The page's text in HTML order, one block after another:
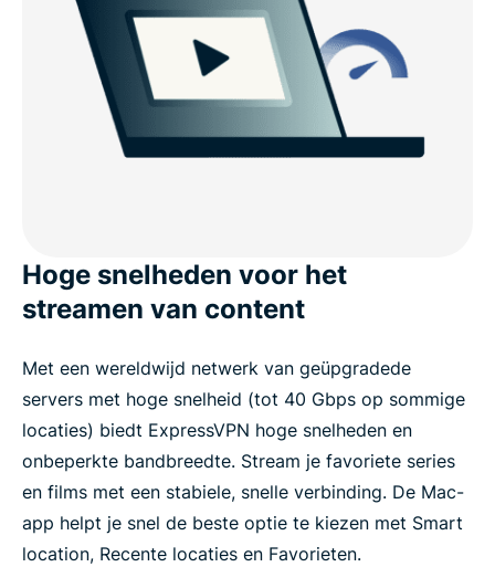
Hoge snelheden voor het
streamen van content
Met een wereldwijd netwerk van geüpgradede
servers met hoge snelheid (tot 40 Gbps op sommige
locaties) biedt ExpressVPN hoge snelheden en
onbeperkte bandbreedte. Stream je favoriete series
en films met een stabiele, snelle verbinding. De Mac-
app helpt je snel de beste optie te kiezen met Smart
location, Recente locaties en Favorieten.